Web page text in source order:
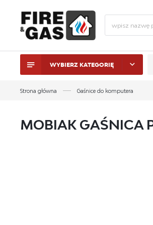
WYBIERZ KATEGORIĘ
Strona główna Gaśnice do komputera
MOBIAK GAŚNICA